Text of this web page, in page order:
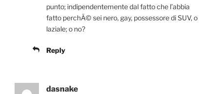
punto; indipendentemente dal fatto che l’abbia
fatto perchÃ© sei nero, gay, possessore di SUV, o
laziale; o no?
Reply
dasnake